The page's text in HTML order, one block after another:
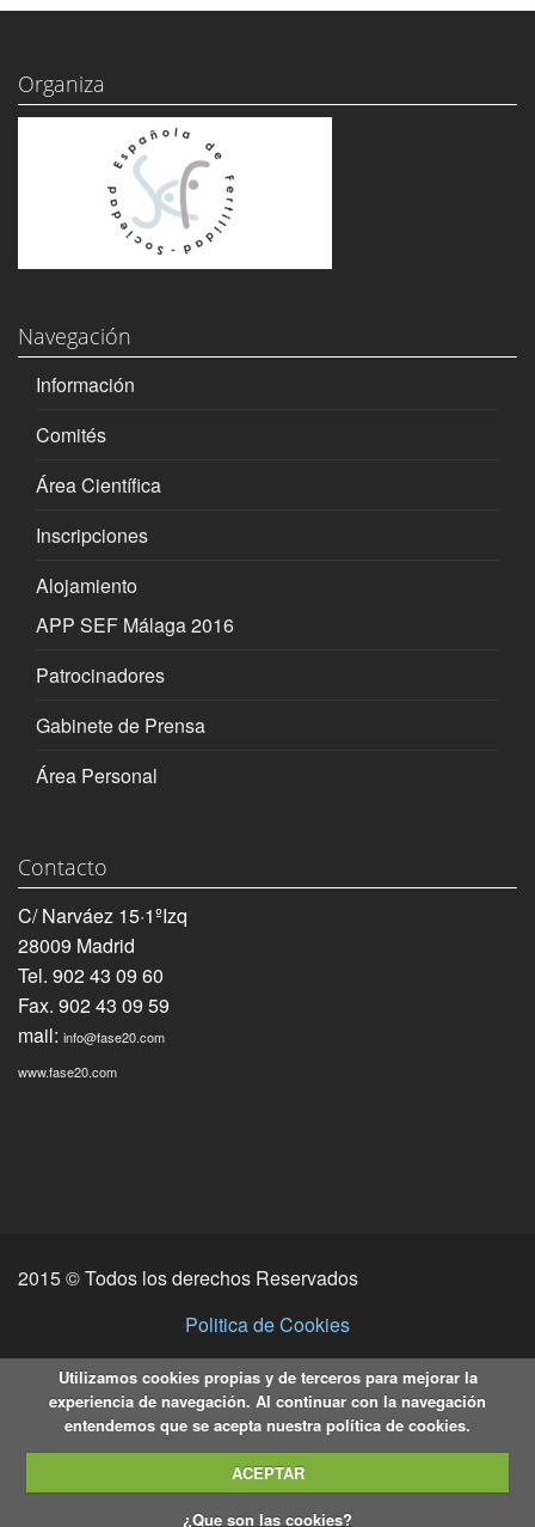
Organiza
Navegación
Información
Comités
Área Científica
Inscripciones
Alojamiento
APP SEF Málaga 2016
Patrocinadores
Gabinete de Prensa
Área Personal
Contacto
C/ Narváez 15·1ºIzq
28009 Madrid
Tel. 902 43 09 60
Fax. 902 43 09 59
mail: info@fase20.com
www.fase20.com
2015 © Todos los derechos Reservados
Politica de Cookies
Utilizamos cookies propias y de terceros para mejorar la
experiencia de navegación. Al continuar con la navegación
entendemos que se acepta nuestra política de cookies.
ACEPTAR
¿Que son las cookies?